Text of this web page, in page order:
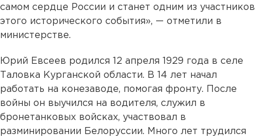
самом сердце России и станет одним из участников
этого исторического события», — отметили в
министерстве.
Юрий Евсеев родился 12 апреля 1929 года в селе
Таловка Курганской области. В 14 лет начал
работать на конезаводе, помогая фронту. После
войны он выучился на водителя, служил в
бронетанковых войсках, участвовал в
разминировании Белоруссии. Много лет трудился